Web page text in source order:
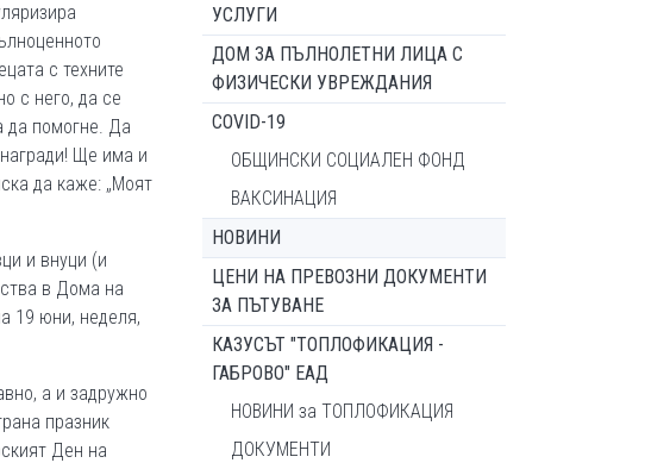
с техните
с него, да се
да помогне. Да
Ще има и
да каже: „Моят
и внуци (и
в Дома на
19 юни, неделя,
а и задружно
празник
Ден на
УСЛУГИ
ДОМ ЗА ПЪЛНОЛЕТНИ ЛИЦА С
ФИЗИЧЕСКИ УВРЕЖДАНИЯ
COVID-19
ОБЩИНСКИ СОЦИАЛЕН ФОНД
ВАКСИНАЦИЯ
НОВИНИ
ЦЕНИ НА ПРЕВОЗНИ ДОКУМЕНТИ
ЗА ПЪТУВАНЕ
КАЗУСЪТ "ТОПЛОФИКАЦИЯ -
ГАБРОВО" ЕАД
НОВИНИ за ТОПЛОФИКАЦИЯ
ДОКУМЕНТИ